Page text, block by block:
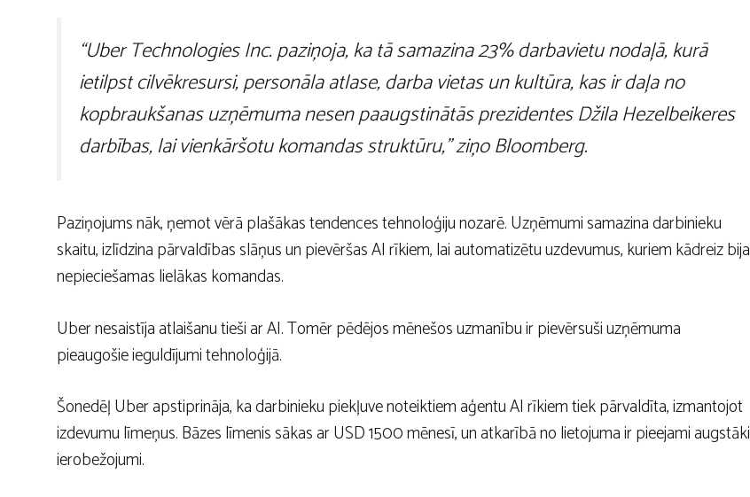
“Uber Technologies Inc. paziņoja, ka tā samazina 23% darbavietu nodaļā, kurā
ietilpst cilvēkresursi, personāla atlase, darba vietas un kultūra, kas ir daļa no
kopbraukšanas uzņēmuma nesen paaugstinātās prezidentes Džila Hezelbeikeres
darbības, lai vienkāršotu komandas struktūru,” ziņo Bloomberg.
Paziņojums nāk, ņemot vērā plašākas tendences tehnoloģiju nozarē. Uzņēmumi samazina darbinieku
skaitu, izlīdzina pārvaldības slāņus un pievēršas AI rīkiem, lai automatizētu uzdevumus, kuriem kādreiz bija
nepieciešamas lielākas komandas.
Uber nesaistīja atlaišanu tieši ar AI. Tomēr pēdējos mēnešos uzmanību ir pievērsuši uzņēmuma
pieaugošie ieguldījumi tehnoloģijā.
Šonedēļ Uber apstiprināja, ka darbinieku piekļuve noteiktiem aģentu AI rīkiem tiek pārvaldīta, izmantojot
izdevumu līmeņus. Bāzes līmenis sākas ar USD 1500 mēnesī, un atkarībā no lietojuma ir pieejami augstāki
ierobežojumi.